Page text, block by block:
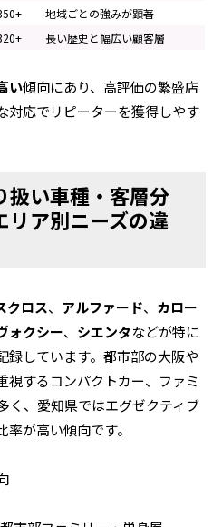
地域ごとの強みが顕著
長い歴史と幅広い顧客層
い傾向にあり、高評価の繁盛店
対応でリピーターを獲得しやす
扱い車種・客層分
リア別ニーズの違
クロス、 アルファード、 カロー
ォクシー、 シエンタなどが特に
録しています。都市部の大阪や
視するコンパクトカー、ファミ
く、愛知県ではエグゼクティブ
が高い傾向です。